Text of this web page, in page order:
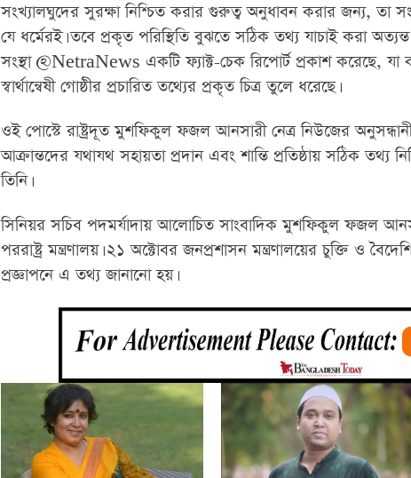
সংখ্যালঘুদের সুরক্ষা নিশ্চিত করার গুরুত্ব অনুধাবন করার জন্য, তা
যে ধর্মেরই। তবে প্রকৃত পরিস্থিতি বুঝতে সঠিক তথ্য যাচাই করা
সংস্থা @NetraNews একটি ফ্যাক্ট-চেক রিপোর্ট প্রকাশ করেছে, যা
স্বার্থান্বেষী গোষ্ঠীর প্রচারিত তথ্যের প্রকৃত চিত্র তুলে ধরেছে।
ওই পোস্টে রাষ্ট্রদূত মুশফিকুল ফজল আনসারী নেত্র নিউজের
আক্রান্তদের যথাযথ সহায়তা প্রদান এবং শান্তি প্রতিষ্ঠায় সঠিক তথ্য
তিনি।
সিনিয়র সচিব পদমর্যাদায় আলোচিত সাংবাদিক মুশফিকুল ফজল
পররাষ্ট্র মন্ত্রণালয়। ২১ অক্টোবর জনপ্রশাসন মন্ত্রণালয়ের চুক্তি ও
প্রজ্ঞাপনে এ তথ্য জানানো হয়।